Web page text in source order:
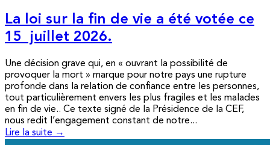
La loi sur la fin de vie a été votée ce
15 juillet 2026.
Une décision grave qui, en « ouvrant la possibilité de
provoquer la mort » marque pour notre pays une rupture
profonde dans la relation de confiance entre les personnes,
tout particulièrement envers les plus fragiles et les malades
en fin de vie.. Ce texte signé de la Présidence de la CEF,
nous redit l’engagement constant de notre...
Lire la suite →